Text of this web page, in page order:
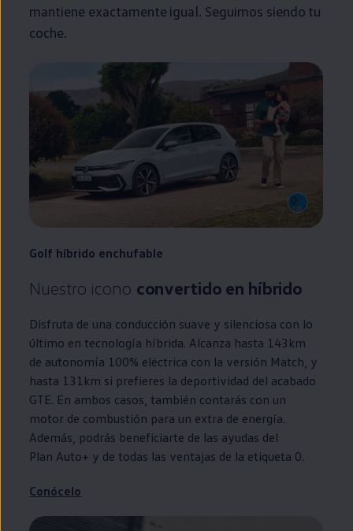
mantiene exactamente igual. Seguimos siendo tu
coche.
Golf híbrido enchufable
Nuestro icono convertido en híbrido
Disfruta de una conducción suave y silenciosa con lo
último en tecnología híbrida. Alcanza hasta 143km
de autonomía 100% eléctrica con la versión Match, y
hasta 131km si prefieres la deportividad del acabado
GTE. En ambos casos, también contarás con un
motor de combustión para un extra de energía.
Además, podrás beneficiarte de las ayudas del
Plan Auto+ y de todas las ventajas de la etiqueta 0.
Conócelo